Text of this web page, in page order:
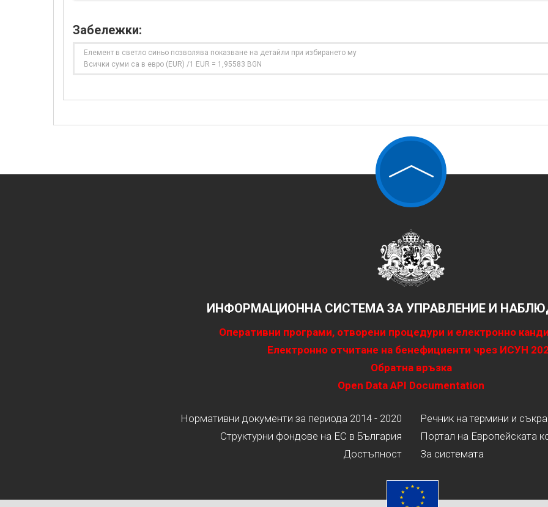
Забележки:
Елемент в светло синьо позволява показване на детайли при избирането му
Всички суми са в евро (EUR) /1 EUR = 1,95583 BGN
ИНФОРМАЦИОННА СИСТЕМА ЗА УПРАВЛЕНИЕ И
Оперативни програми, отворени процедури и електронно
Електронно отчитане на бенефициенти чрез ИСУН
Обратна връзка
Open Data API Documentation
Нормативни документи за периода 2014 - 2020
Структурни фондове на ЕС в България
Достъпност
Речник на термини и
Портал на Европейската
За системата